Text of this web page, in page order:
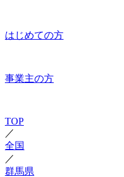
はじめての方
事業主の方
TOP
／
全国
／
群馬県